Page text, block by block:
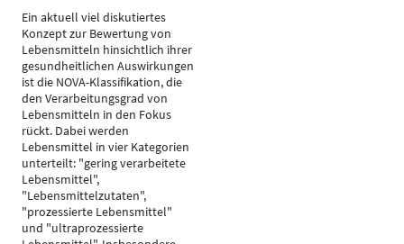
Ein aktuell viel diskutiertes
Konzept zur Bewertung von
Lebensmitteln hinsichtlich ihrer
gesundheitlichen Auswirkungen
ist die NOVA-Klassifikation, die
den Verarbeitungsgrad von
Lebensmitteln in den Fokus
rückt. Dabei werden
Lebensmittel in vier Kategorien
unterteilt: "gering verarbeitete
Lebensmittel",
"Lebensmittelzutaten",
"prozessierte Lebensmittel"
und "ultraprozessierte